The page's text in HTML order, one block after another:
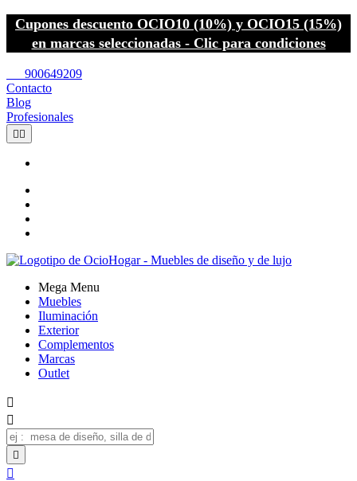
Cupones descuento OCIO10 (10%) y OCIO15 (15%)
en marcas seleccionadas - Clic para condiciones
900649209
Contacto
Blog
Profesionales
 
Mega Menu
Muebles
Iluminación
Exterior
Complementos
Marcas
Outlet



